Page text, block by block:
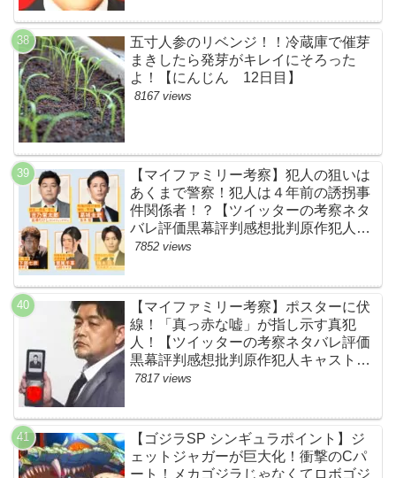
五寸人参のリベンジ！！冷蔵庫で催芽
まきしたら発芽がキレイにそろった
よ！【にんじん 12日目】
8167 views
【マイファミリー考察】犯人の狙いは
あくまで警察！犯人は４年前の誘拐事
件関係者！？【ツイッターの考察ネタ
バレ評価黒幕評判感想批判原作犯人キ
ャスト脚本あらすじ伏線まとめ】
7852 views
【マイファミリー考察】ポスターに伏
線！「真っ赤な嘘」が指し示す真犯
人！【ツイッターの考察ネタバレ評価
黒幕評判感想批判原作犯人キャスト脚
本あらすじ伏線まとめ・吉乃栄太郎】
7817 views
【ゴジラSP シンギュラポイント】ジ
ェットジャガーが巨大化！衝撃のCパ
ート！メカゴジラじゃなくてロボゴジ